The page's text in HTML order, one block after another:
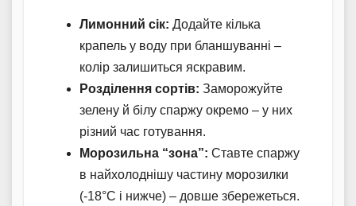
Лимонний сік: Додайте кілька
крапель у воду при бланшуванні –
колір залишиться яскравим.
Розділення сортів: Заморожуйте
зелену й білу спаржу окремо – у них
різний час готування.
Морозильна “зона”: Ставте спаржу
в найхолоднішу частину морозилки
(-18°C і нижче) – довше збережеться.